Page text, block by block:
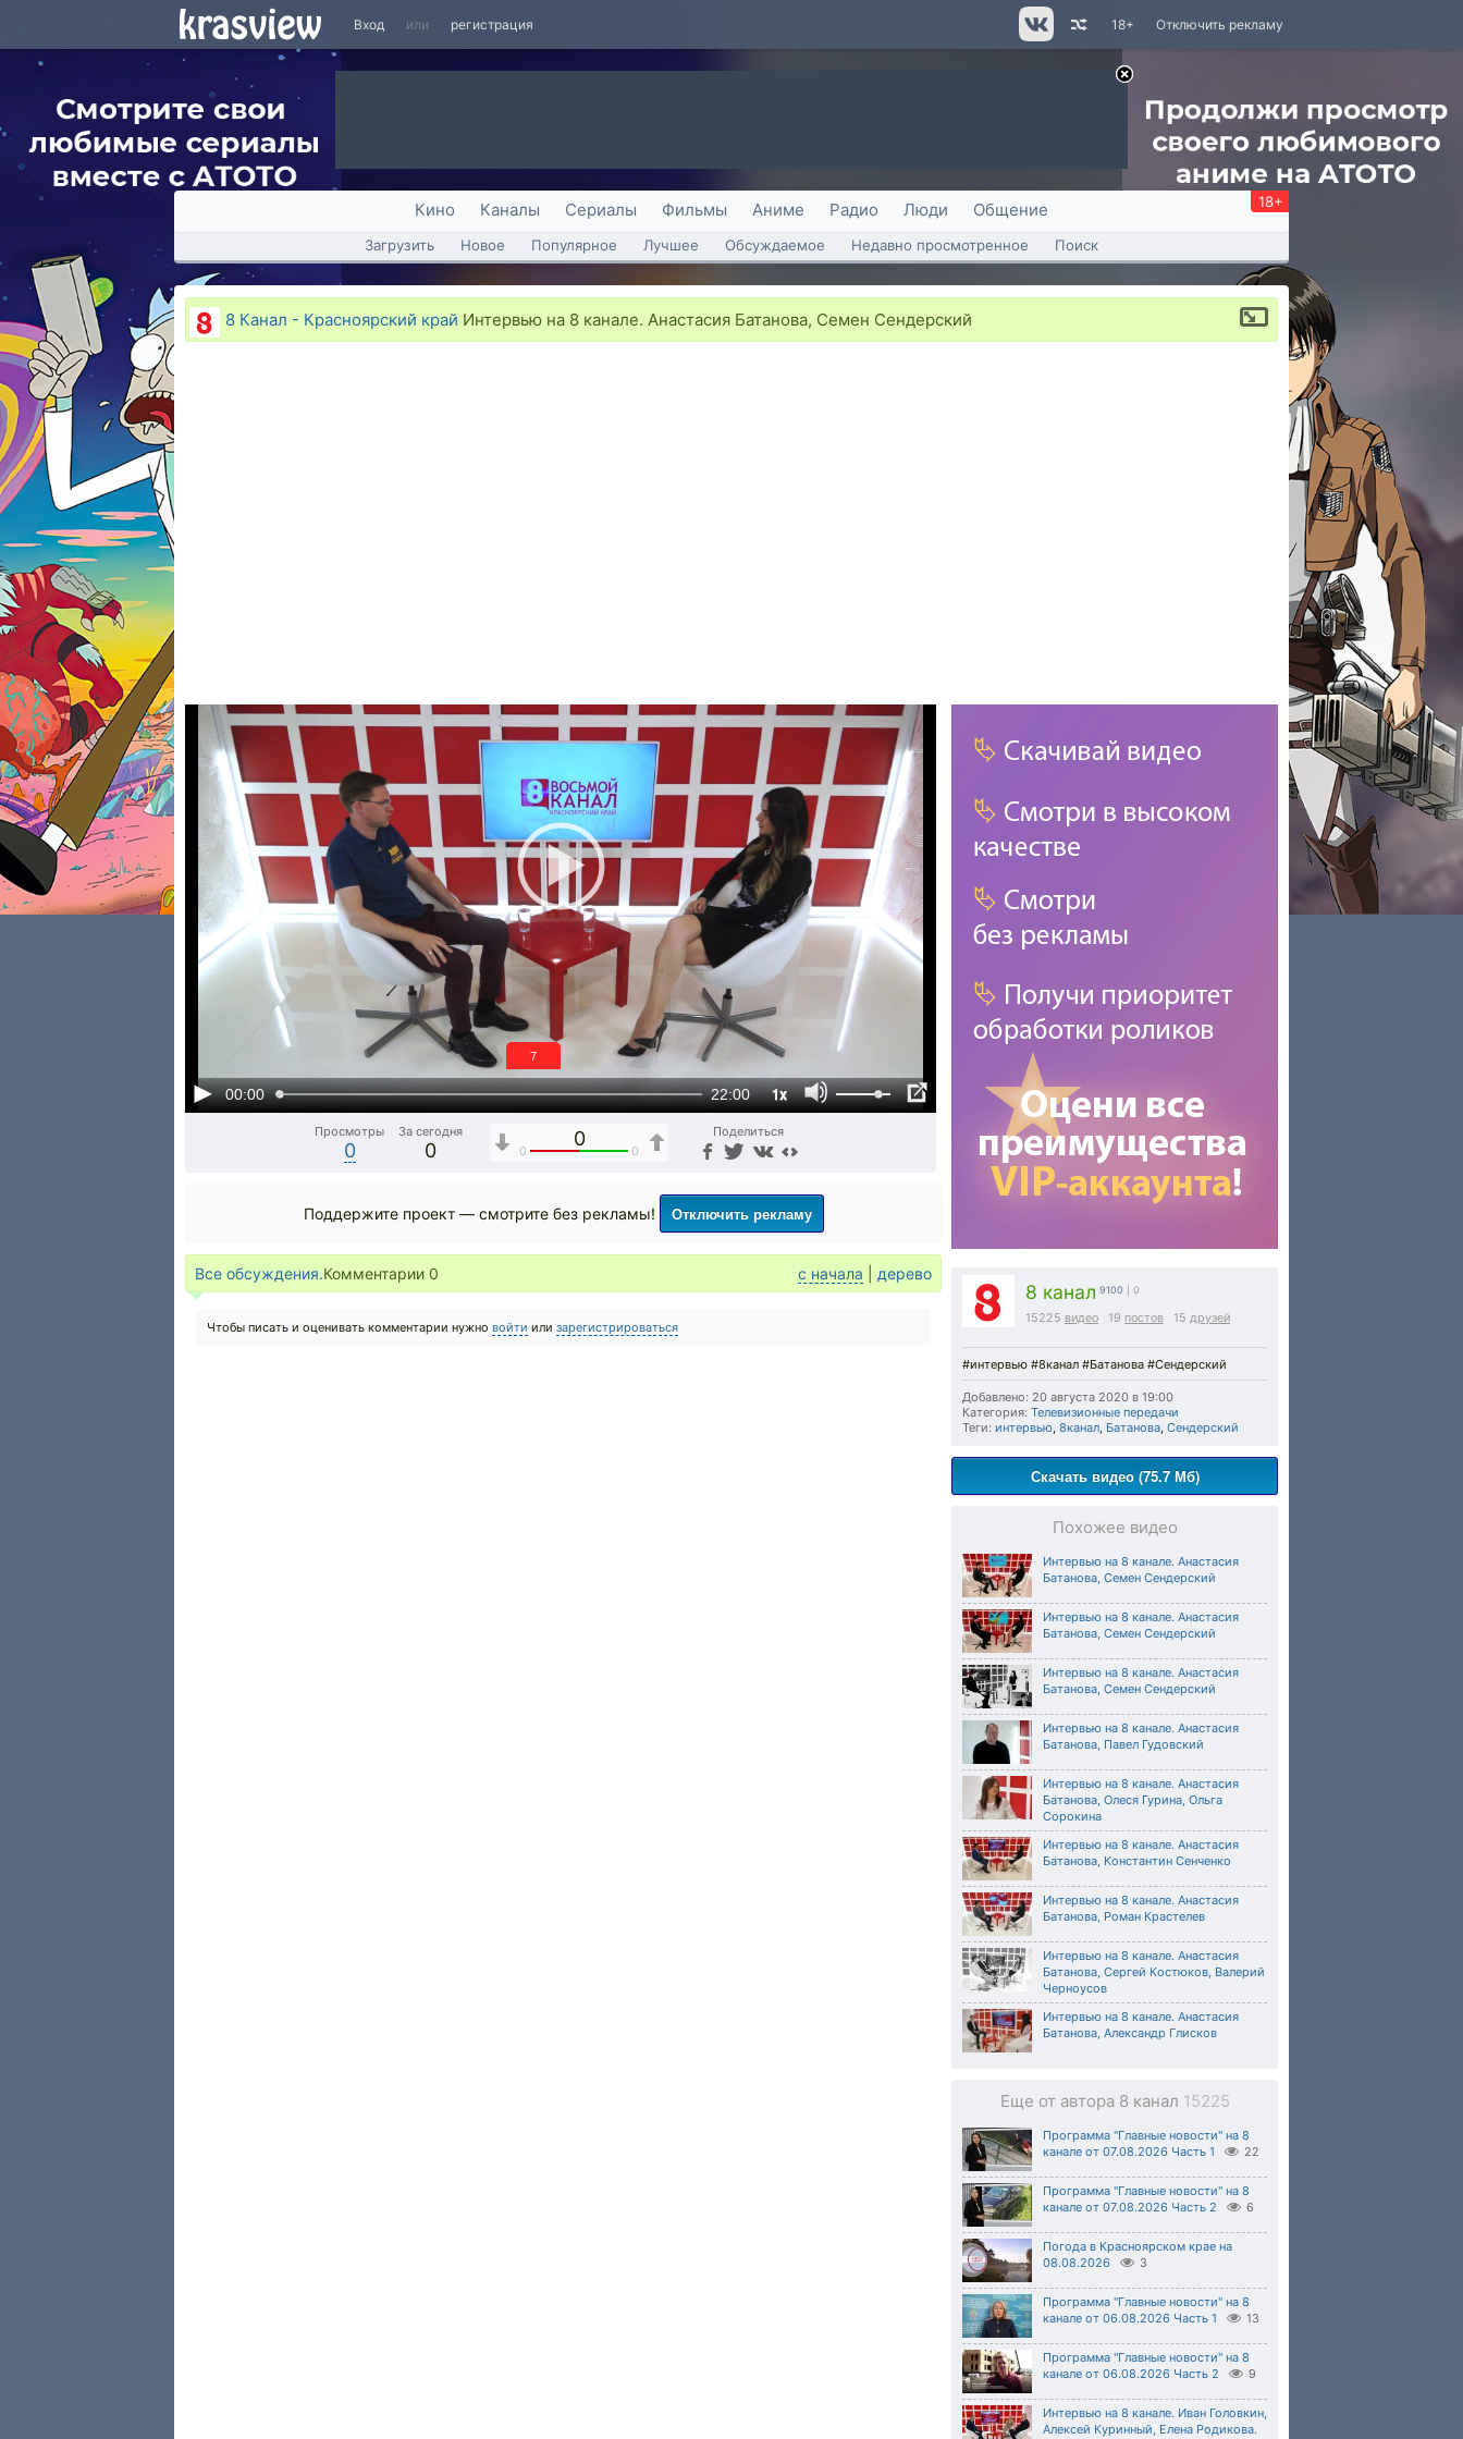
Вход или регистрация Отключить рекламу
18+
Кино Каналы Сериалы Фильмы Аниме Радио Люди Общение 18+
Загрузить Новое Популярное Лучшее Обсуждаемое Недавно просмотренное Поиск
8 Канал - Красноярский край Интервью на 8 канале. Анастасия Батанова, Семен Сендерский
00:00 22:00 1x
6
Просмотры
0
За сегодня
0
0
0 0
Поделиться
8 канал 9100 | 0
15225 видео 19 постов 15 друзей
#интервью #8канал #Батанова #Сендерский
Добавлено: 20 августа 2020 в 19:00
Категория: Телевизионные передачи
Теги: интервью, 8канал, Батанова, Сендерский
Скачать видео (75.7 Мб)
Похожее видео
Интервью на 8 канале. Анастасия
Батанова, Семен Сендерский
Интервью на 8 канале. Анастасия
Батанова, Семен Сендерский
Интервью на 8 канале. Анастасия
Батанова, Семен Сендерский
Интервью на 8 канале. Анастасия
Батанова, Павел Гудовский
Интервью на 8 канале. Анастасия
Батанова, Олеся Гурина, Ольга
Сорокина
Интервью на 8 канале. Анастасия
Батанова, Константин Сенченко
Интервью на 8 канале. Анастасия
Батанова, Роман Крастелев
Интервью на 8 канале. Анастасия
Батанова, Сергей Костюков, Валерий
Черноусов
Интервью на 8 канале. Анастасия
Батанова, Александр Глисков
Еще от автора 8 канал 15225
Программа "Главные новости" на 8
канале от 07.08.2026 Часть 1
22
Программа "Главные новости" на 8
канале от 07.08.2026 Часть 2
6
Погода в Красноярском крае на
08.08.2026
3
Программа "Главные новости" на 8
канале от 06.08.2026 Часть 1
13
Программа "Главные новости" на 8
канале от 06.08.2026 Часть 2
9
Интервью на 8 канале. Иван Головкин,
Алексей Куринный, Елена Родикова.
Поддержите проект — смотрите без рекламы! Отключить рекламу
Все обсуждения.Комментарии 0 с начала дерево
Чтобы писать и оценивать комментарии нужно войти или зарегистрироваться